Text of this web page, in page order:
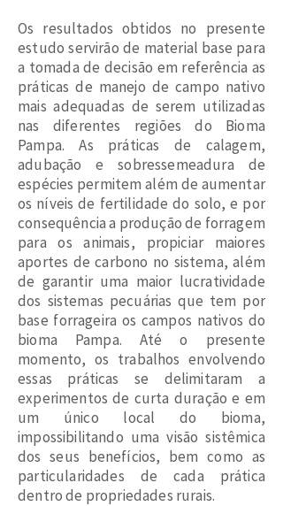
Os resultados obtidos no presente
estudo servirão de material base para
a tomada de decisão em referência as
práticas de manejo de campo nativo
mais adequadas de serem utilizadas
nas diferentes regiões do Bioma
Pampa. As práticas de calagem,
adubação e sobressemeadura de
espécies permitem além de aumentar
os níveis de fertilidade do solo, e por
consequência a produção de forragem
para os animais, propiciar maiores
aportes de carbono no sistema, além
de garantir uma maior lucratividade
dos sistemas pecuárias que tem por
base forrageira os campos nativos do
bioma Pampa. Até o presente
momento, os trabalhos envolvendo
essas práticas se delimitaram a
experimentos de curta duração e em
um único local do bioma,
impossibilitando uma visão sistêmica
dos seus benefícios, bem como as
particularidades de cada prática
dentro de propriedades rurais.